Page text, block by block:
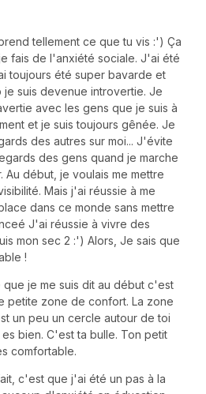
tellement ce que tu vis :') Ça
fais de l'anxiété sociale. J'ai été
toujours été super bavarde et
suis devenue introvertie. Je
avec les gens que je suis à
et je suis toujours gênée. Je
des autres sur moi... J'évite
des gens quand je marche
Au début, je voulais me mettre
Mais j'ai réussie à me
dans ce monde sans mettre
J'ai réussie à vivre des
mon sec 2 :') Alors, Je sais que
!
que je me suis dit au début c'est
petite zone de confort. La zone
un peu un cercle autour de toi
bien. C'est ta bulle. Ton petit
comfortable.
c'est que j'ai été un pas à la